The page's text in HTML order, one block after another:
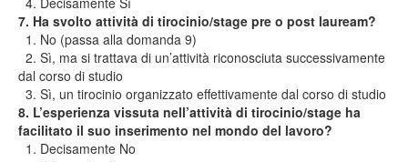
7. Ha svolto attività di tirocinio/stage pre o post lauream?
1. No (passa alla domanda 9)
2. Sì, ma si trattava di un’attività riconosciuta successivamente
dal corso di studio
3. Sì, un tirocinio organizzato effettivamente dal corso di studio
8. L’esperienza vissuta nell’attività di tirocinio/stage ha
facilitato il suo inserimento nel mondo del lavoro?
1. Decisamente No